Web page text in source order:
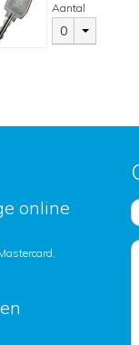
Aantal
0
online